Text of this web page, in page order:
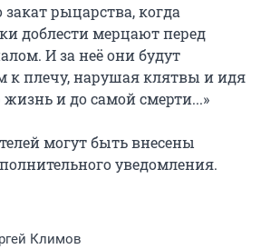
рыцарства, когда
доблести мерцают перед
И за неё они будут
к плечу, нарушая клятвы и идя
и до самой смерти...»
могут быть внесены
уведомления.
Климов